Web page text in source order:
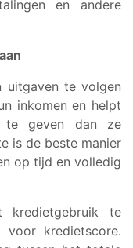
en andere
uitgaven te volgen
inkomen en helpt
te geven dan ze
is de beste manier
op tijd en volledig
te
voor kredietscore.